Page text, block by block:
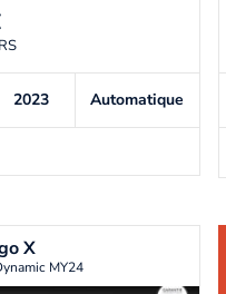
2023 Automatique
X
MY24